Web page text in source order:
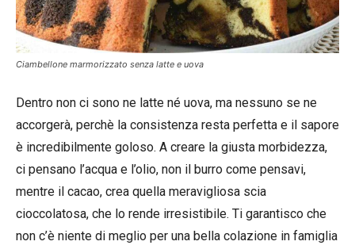
Ciambellone marmorizzato senza latte e uova
Dentro non ci sono ne latte né uova, ma nessuno se ne
accorgerà, perchè la consistenza resta perfetta e il sapore
è incredibilmente goloso. A creare la giusta morbidezza,
ci pensano l’acqua e l’olio, non il burro come pensavi,
mentre il cacao, crea quella meravigliosa scia
cioccolatosa, che lo rende irresistibile. Ti garantisco che
non c’è niente di meglio per una bella colazione in famiglia